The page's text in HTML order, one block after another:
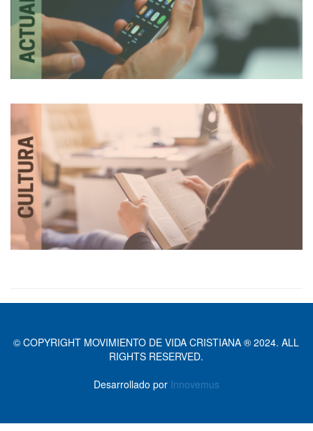
Actualidad
© COPYRIGHT MOVIMIENTO DE VIDA CRISTIANA ® 2024. ALL
RIGHTS RESERVED.
Desarrollado por Innovemus